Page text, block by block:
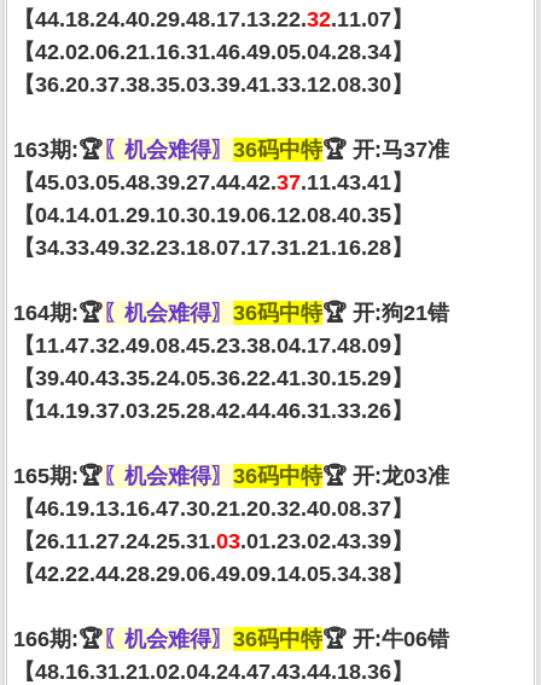
【44.18.24.40.29.48.17.13.22.32.11.07】
【42.02.06.21.16.31.46.49.05.04.28.34】
【36.20.37.38.35.03.39.41.33.12.08.30】
163期:🏆〖机会难得〗 36码中特🏆 开:马37准
【45.03.05.48.39.27.44.42.37.11.43.41】
【04.14.01.29.10.30.19.06.12.08.40.35】
【34.33.49.32.23.18.07.17.31.21.16.28】
164期:🏆〖机会难得〗 36码中特🏆 开:狗21错
【11.47.32.49.08.45.23.38.04.17.48.09】
【39.40.43.35.24.05.36.22.41.30.15.29】
【14.19.37.03.25.28.42.44.46.31.33.26】
165期:🏆〖机会难得〗 36码中特🏆 开:龙03准
【46.19.13.16.47.30.21.20.32.40.08.37】
【26.11.27.24.25.31.03.01.23.02.43.39】
【42.22.44.28.29.06.49.09.14.05.34.38】
166期:🏆〖机会难得〗 36码中特🏆 开:牛06错
【48.16.31.21.02.04.24.47.43.44.18.36】